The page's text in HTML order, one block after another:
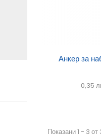
Добави в
Анкер за
0,35
Показани 1 - 3 от